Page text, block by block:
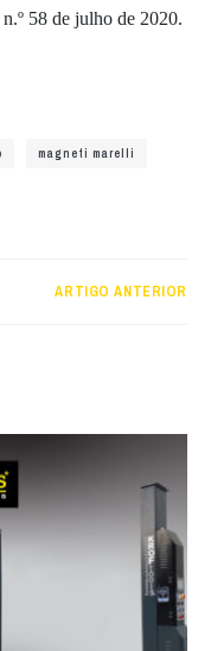
58 de julho de 2020.
magneti marelli
ARTIGO ANTERIOR